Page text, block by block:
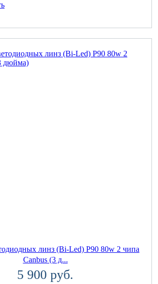
линз (Bi-Led) P90 80w 2 чипа
Canbus (3 д...
5 900 руб.